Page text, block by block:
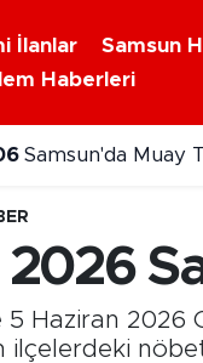
İlanlar Samsun
Haberleri
2026
Haziran 2026
ilçelerdeki